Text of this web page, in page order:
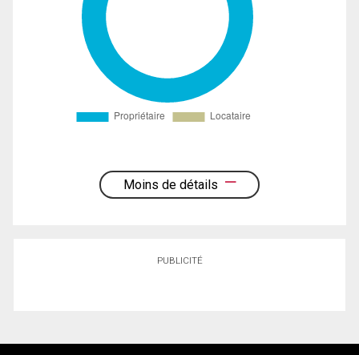
Moins de détails
PUBLICITÉ